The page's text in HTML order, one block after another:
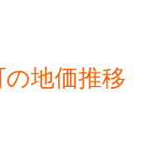
地価推移